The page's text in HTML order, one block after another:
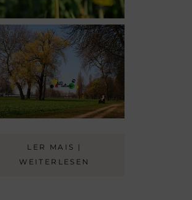
LER MAIS |
WEITERLESEN